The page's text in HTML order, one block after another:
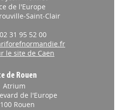
de l'Europe
Saint-Clair
31 95 52 00
le site de Caen
de Rouen
Atrium
de l'Europe
Rouen